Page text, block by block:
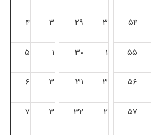
۵۴ ۳ ۲۹ ۳ ۴
۵۵ ۱ ۳۰ ۱ ۵
۵۶ ۳ ۳۱ ۳ ۶
۵۷ ۲ ۳۲ ۳ ۷